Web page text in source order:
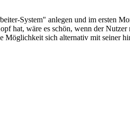
System" anlegen und im ersten
hat, wäre es schön, wenn der
Möglichkeit sich alternativ mit seiner